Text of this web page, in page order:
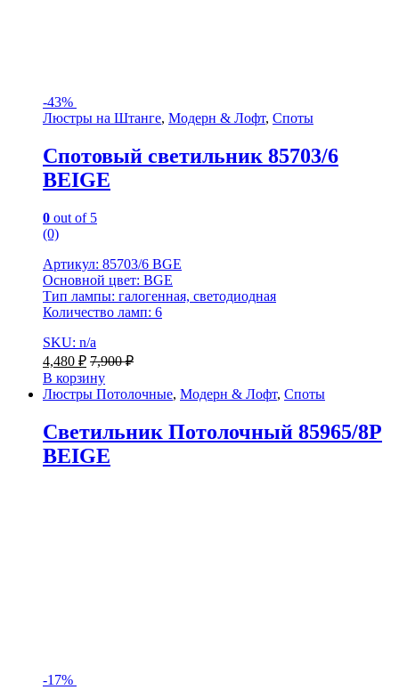
-43%
Люстры на Штанге, Модерн & Лофт, Споты
Спотовый светильник 85703/6
BEIGE
0 out of 5
(0)
Артикул: 85703/6 BGE
Основной цвет: BGE
Тип лампы: галогенная, светодиодная
Количество ламп: 6
SKU: n/a
4,480 ₽ 7,900₽
В корзину
Люстры Потолочные, Модерн & Лофт, Споты
Светильник Потолочный 85965/8P
BEIGE
-17%